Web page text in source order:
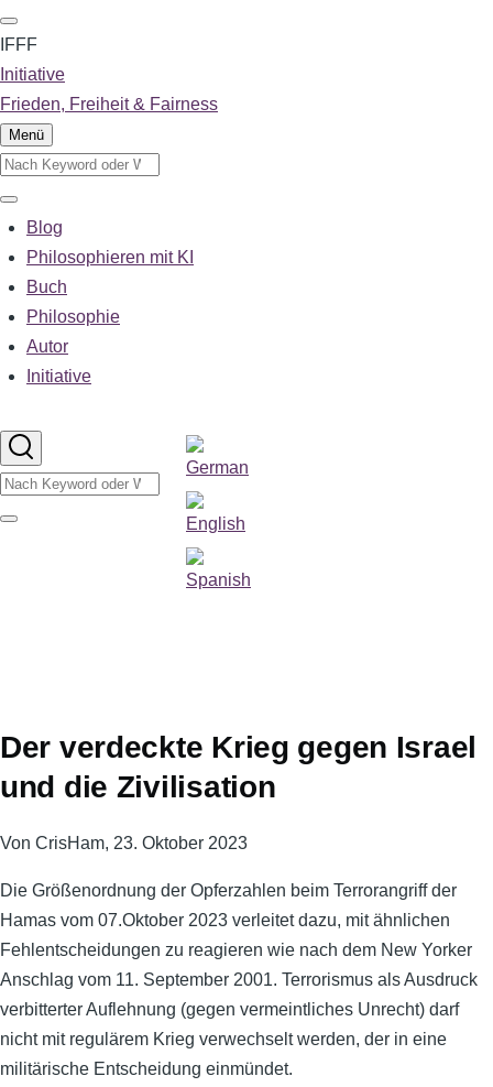
Direkt
zum
Inhalt
IFFF
Initiative
Frieden, Freiheit & Fairness
Menü
Suche
Suche
Main
navigation
Blog
Philosophieren mit KI
Buch
Philosophie
Autor
Initiative
Suche
Suche
Sprachumschalter
Der verdeckte Krieg gegen Israel
und die Zivilisation
Von CrisHam, 23. Oktober 2023
Die Größenordnung der Opferzahlen beim Terrorangriff der
Hamas vom 07.Oktober 2023 verleitet dazu, mit ähnlichen
Fehlentscheidungen zu reagieren wie nach dem New Yorker
Anschlag vom 11. September 2001. Terrorismus als Ausdruck
verbitterter Auflehnung (gegen vermeintliches Unrecht) darf
nicht mit regulärem Krieg verwechselt werden, der in eine
militärische Entscheidung einmündet.